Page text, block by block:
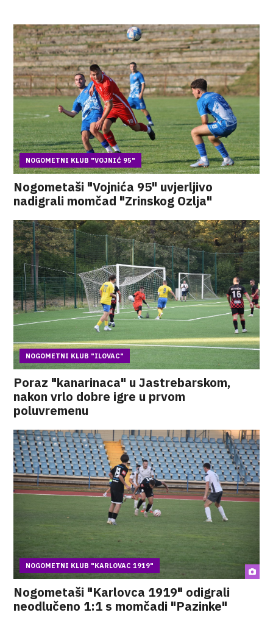
NOGOMETNI KLUB "VOJNIĆ 95"
Nogometaši "Vojnića 95" uvjerljivo
nadigrali momčad "Zrinskog Ozlja"
NOGOMETNI KLUB "ILOVAC"
Poraz "kanarinaca" u Jastrebarskom,
nakon vrlo dobre igre u prvom
poluvremenu
NOGOMETNI KLUB "KARLOVAC 1919"
Nogometaši "Karlovca 1919" odigrali
neodlučeno 1:1 s momčadi "Pazinke"